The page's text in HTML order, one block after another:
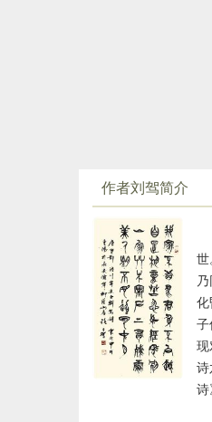
作者刘驾简介
诗